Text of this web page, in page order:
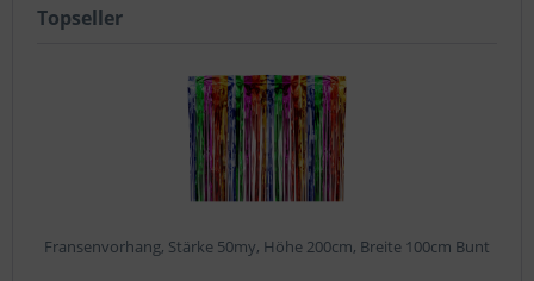
Topseller
Fransenvorhang, Stärke 50my, Höhe 200cm, Breite 100cm Bunt